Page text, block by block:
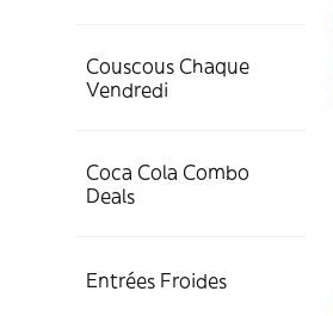
Couscous Chaque
Vendredi
Coca Cola Combo
Deals
Entrées Froides